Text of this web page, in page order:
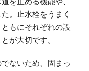
。止水栓をうまく
もにそれぞれの設
が大切です。
ないため、固まっ